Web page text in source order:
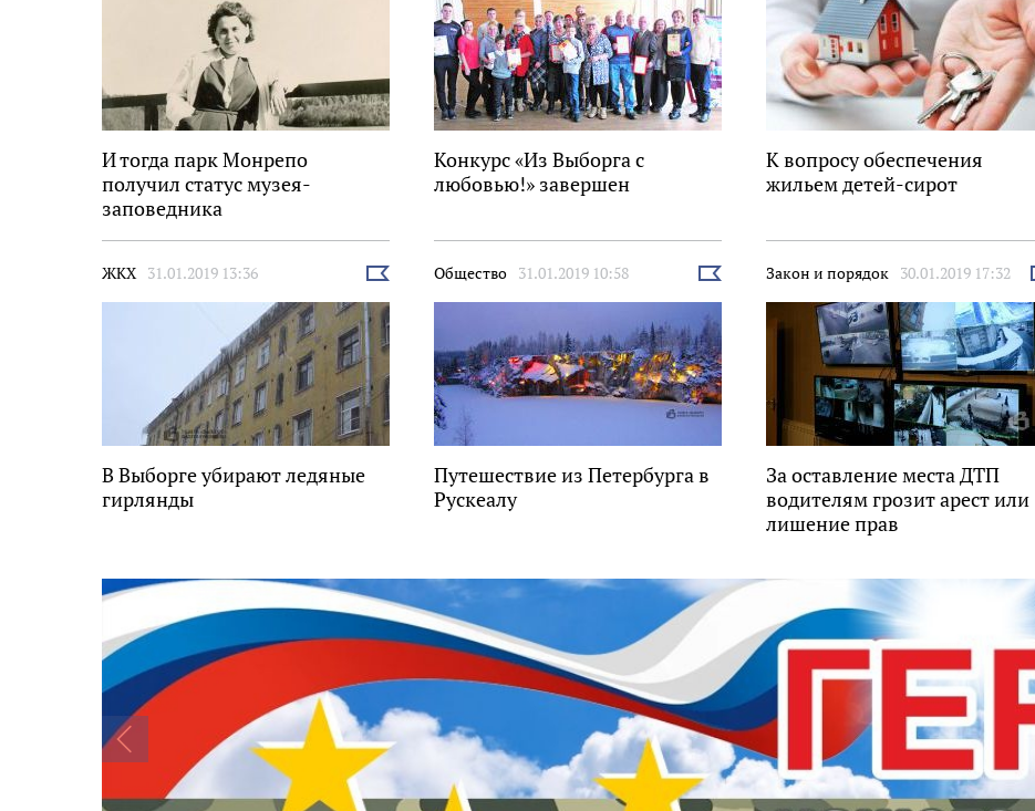
И тогда парк Монрепо
получил статус музея-
заповедника
Конкурс «Из Выборга с
любовью!» завершен
К вопросу обеспечения
жильем детей-сирот
ЖКХ 31.01.2019 13:36
Выбрать
В Выборге убирают ледяные
гирлянды
Общество 31.01.2019 10:58
Выбрать
Путешествие из Петербурга в
Рускеалу
Закон и порядок 30.01.2019 17:32
За оставление места ДТП
водителям грозит арест или
лишение прав